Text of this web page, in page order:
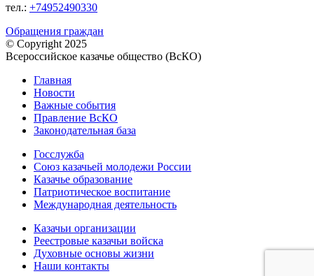
тел.: +74952490330
Обращения граждан
© Copyright 2025
Всероссийское казачье общество (ВсКО)
Главная
Новости
Важные события
Правление ВсКО
Законодательная база
Госслужба
Союз казачьей молодежи России
Казачье образование
Патриотическое воспитание
Международная деятельность
Казачьи организации
Реестровые казачьи войска
Духовные основы жизни
Наши контакты